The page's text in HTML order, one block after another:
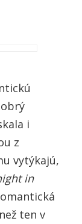
i
z
vytýkajú,
in
ten v